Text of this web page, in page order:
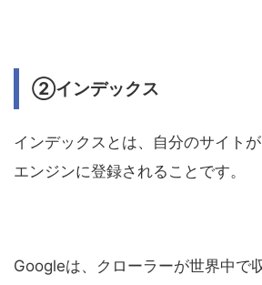
②インデックス
インデックスとは、自分のサイト
エンジンに登録されることです。
Googleは、クローラーが世界中で